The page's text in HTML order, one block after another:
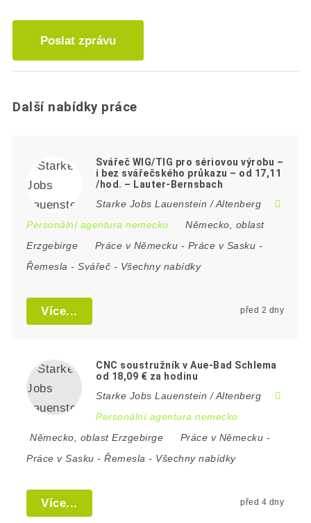
Poslat zprávu
Další nabídky práce
Svářeč WIG/TIG pro sériovou výrobu –
i bez svářečského průkazu – od 17,11
/hod. – Lauter-Bernsbach
Starke Jobs Lauenstein / Altenberg
Personální agentura nemecko
Německo
oblast
Erzgebirge
Práce v Německu - Práce v Sasku -
Řemesla -Svářeč - Všechny nabídky
Více... před 2 dny
CNC soustružník v Aue-Bad Schlema
od 18,09 € za hodinu
Starke Jobs Lauenstein / Altenberg
Personální agentura nemecko
Německo
oblast Erzgebirge Práce v Německu -
Práce v Sasku -Řemesla - Všechny nabídky
Více... před 4 dny